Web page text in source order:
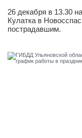
26 декабря в 13.30
Кулатка в
пострадавшим.